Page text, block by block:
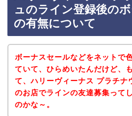
ュのライン登録後の
の有無について
ボーナスセールなどをネットで
ていて、ひらめいたんだけど、
て、ハリーヴィーナス プラチナ
のお店でラインの友達募集って
のかな～。